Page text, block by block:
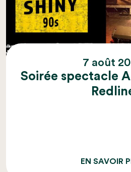
7 août
Soirée spectacle
EN SAVOIR